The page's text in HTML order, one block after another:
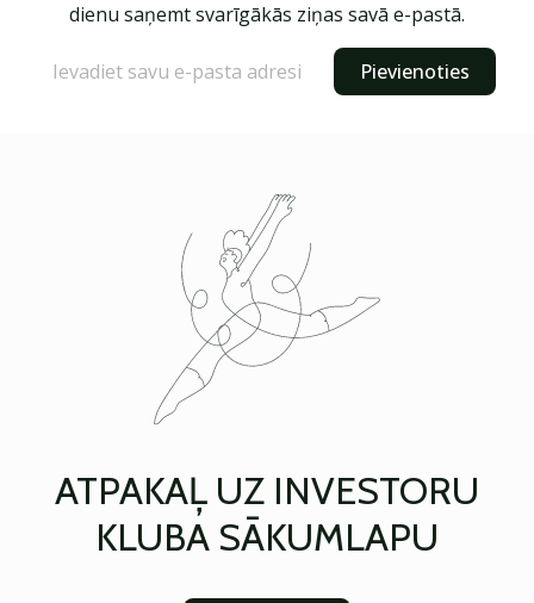
dienu saņemt svarīgākās ziņas savā e-pastā.
Pievienoties
ATPAKAĻ UZ INVESTORU
KLUBA SĀKUMLAPU